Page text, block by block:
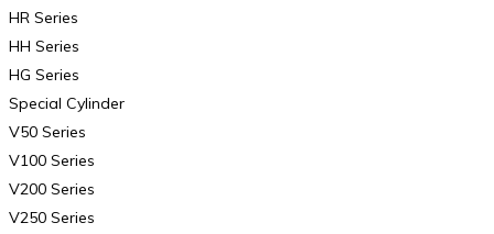
HR Series
HH Series
HG Series
Special Cylinder
V50 Series
V100 Series
V200 Series
V250 Series